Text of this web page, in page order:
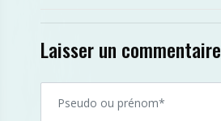
Laisser un commentaire